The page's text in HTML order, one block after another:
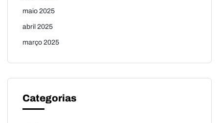
maio 2025
abril 2025
março 2025
Categorias